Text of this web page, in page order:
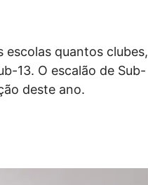
escolas quantos clubes,
13. O escalão de Sub-
deste ano.